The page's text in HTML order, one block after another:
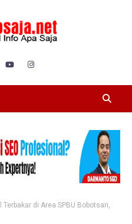
Terbakar di Area SPBU Bobotsari,